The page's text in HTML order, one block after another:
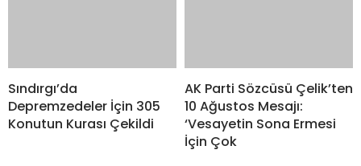
Cumhurbaşkanı
Erdoğan’dan Avusturya
Şansölyesi Stocker’a
Tarihi Karşılama Töreni
Çerçeve yasa teklifi
TBMM Genel Kurulu’nda:
‘Hayır’ diyeceğiz